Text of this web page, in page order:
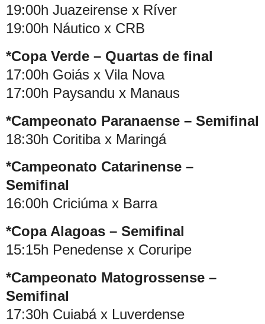
19:00h Juazeirense x Ríver
19:00h Náutico x CRB
*Copa Verde – Quartas de final
17:00h Goiás x Vila Nova
17:00h Paysandu x Manaus
*Campeonato Paranaense – Semifinal
18:30h Coritiba x Maringá
*Campeonato Catarinense –
Semifinal
16:00h Criciúma x Barra
*Copa Alagoas – Semifinal
15:15h Penedense x Coruripe
*Campeonato Matogrossense –
Semifinal
17:30h Cuiabá x Luverdense